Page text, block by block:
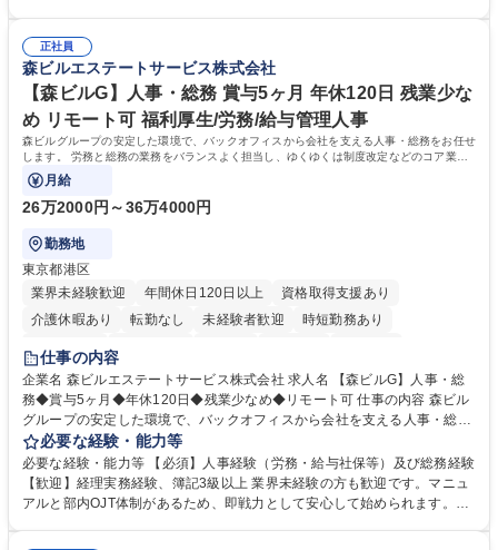
管理 ・福利厚生関連 ・職員からの問合せ、相談対応 ・その他日常の総務
業務全般 募集職種 【東京／文京区】公益財団法人の総務人事業務／年間
休日125日
正社員
森ビルエステートサービス株式会社
【森ビルG】人事・総務 賞与5ヶ月 年休120日 残業少な
め リモート可 福利厚生/労務/給与管理人事
森ビルグループの安定した環境で、バックオフィスから会社を支える人事・総務をお任せ
します。 労務と総務の業務をバランスよく担当し、ゆくゆくは制度改定などのコア業務
にも挑戦できる、やりがいある環境です。
月給
26万2000円～36万4000円
勤務地
東京都港区
業界未経験歓迎
年間休日120日以上
資格取得支援あり
介護休暇あり
転勤なし 未経験者歓迎
時短勤務あり
経験者歓迎
完全週休2日制
交通費支給 長期歓迎 駅近5分以内 土日祝休み
仕事の内容
企業名 森ビルエステートサービス株式会社 求人名 【森ビルG】人事・総
務◆賞与5ヶ月◆年休120日◆残業少なめ◆リモート可 仕事の内容 森ビル
グループの安定した環境で、バックオフィスから会社を支える人事・総務
をお任せします。 労務と総務の業務をバランスよく担当し、ゆくゆくは制
度改定などのコア業務にも挑戦できる、やりがいある環境です。 ■勤怠管
理、給与計算、社会保険手続き、年末調整等の労務管理全般 ■入退社手続
き、社内規定の改定や人事制度改定などのコア業務 ■社内イベントの企画
必要な経験・能力等
必要な経験・能力等 【必須】人事経験（労務・給与社保等）及び総務経験
【歓迎】経理実務経験、簿記3級以上 業界未経験の方も歓迎です。マニュ
アルと部内OJT体制があるため、即戦力として安心して始められます。